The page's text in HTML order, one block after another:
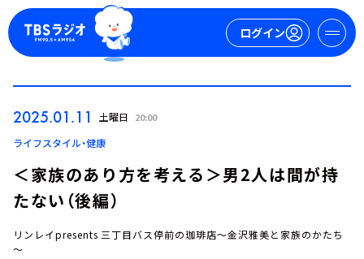
ログイン
ログイン
2025.01.11 土曜日 20:00
ライフスタイル・健康
＜家族のあり方を考える＞男2人は間が持
たない（後編）
リンレイpresents 三丁目バス停前の珈琲店～金沢雅美と家族のかたち
～